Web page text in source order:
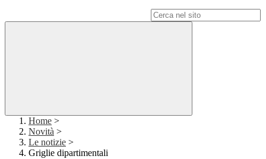
Home >
Novità >
Le notizie >
Griglie dipartimentali